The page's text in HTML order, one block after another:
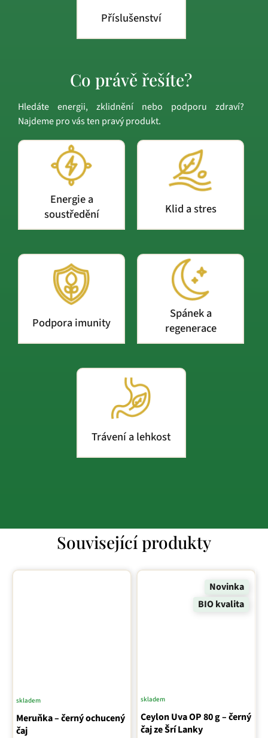
Příslušenství
Co právě řešíte?
Hledáte energii, zklidnění nebo podporu zdraví?
Najdeme pro vás ten pravý produkt.
Energie a
soustředění
Klid a stres
Podpora imunity
Spánek a
regenerace
Trávení a lehkost
Související produkty
Meruňka – černý ochucený
čaj
skladem
Novinka
BIO kvalita
Ceylon Uva OP 80 g – černý
čaj ze Šrí Lanky
skladem